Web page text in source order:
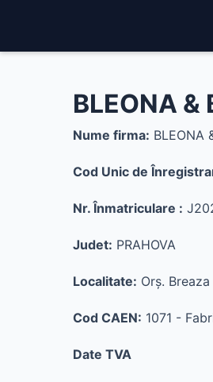
BLEONA
Nume firma: BLEONA
Cod Unic de
Nr. Înmatriculare :
Judet: PRAHOVA
Localitate: Orş. Breaza
Cod CAEN: 1071 -
Date TVA